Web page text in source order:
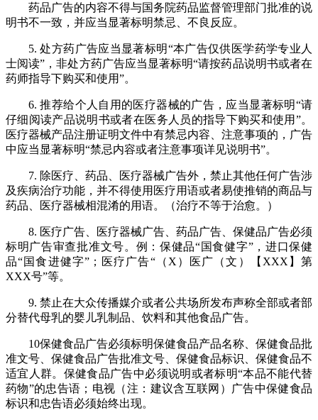
药品广告的内容不得与国务院药品监督管理部门批准的说
明书不一致，并应当显著标明禁忌、不良反应。
5. 处方药广告应当显著标明“本广告仅供医学药学专业人
士阅读”，非处方药广告应当显著标明“请按药品说明书或者在
药师指导下购买和使用”。
6. 推荐给个人自用的医疗器械的广告，应当显著标明“请
仔细阅读产品说明书或者在医务人员的指导下购买和使用”。
医疗器械产品注册证明文件中有禁忌内容、注意事项的，广告
中应当显著标明“禁忌内容或者注意事项详见说明书”。
7. 除医疗、药品、医疗器械广告外，禁止其他任何广告涉
及疾病治疗功能，并不得使用医疗用语或者易使推销的商品与
药品、医疗器械相混淆的用语。（治疗不等于治愈。）
8. 医疗广告、医疗器械广告、药品广告、保健品广告必须
标明广告审查批准文号。例：保健品“国食健字”，进口保健
品“国食进健字”；医疗广告“（X）医广（文）【XXX】第
XXX号”等。
9. 禁止在大众传播媒介或者公共场所发布声称全部或者部
分替代母乳的婴儿乳制品、饮料和其他食品广告。
10保健食品广告必须标明保健食品产品名称、保健食品批
准文号、保健食品广告批准文号、保健食品标识、保健食品不
适宜人群。保健食品广告中必须说明或者标明“本品不能代替
药物”的忠告语；电视（注：建议含互联网）广告中保健食品
标识和忠告语必须始终出现。